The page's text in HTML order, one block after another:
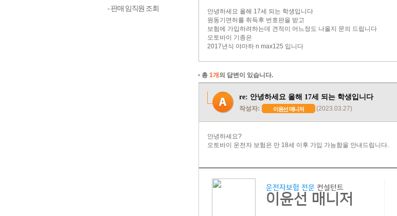
- 판매 임직원 조회
안녕하세요 올해 17세 되는 학생입니다
원동기면허를 취득후 번호판을 받고
보험에 가입하려하는데 견적이 어느정도 나올지 문의 드립니다
오토바이 기종은
2017년식 야마하 n max125 입니다
총 1개의 답변이 있습니다.
re: 안녕하세요 올해 17세 되는 학생입니다
작성자: 이윤선 매니저 (2023.03.27)
안녕하세요?
오토바이 운전자 보험은 만 18세 이후 가입 가능함을 안내드립니다.
운전자보험 전문 컨설턴트
이윤선 매니저